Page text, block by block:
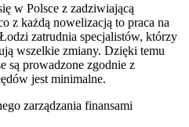
w Polsce z zadziwiającą
z każdą nowelizacją to praca na
zatrudnia specjalistów, którzy
wszelkie zmiany. Dzięki temu
są prowadzone zgodnie z
jest minimalne.
zarządzania finansami